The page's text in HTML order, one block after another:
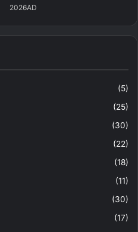
2026AD
(5)
(25)
(30)
(22)
(18)
(11)
(30)
(17)